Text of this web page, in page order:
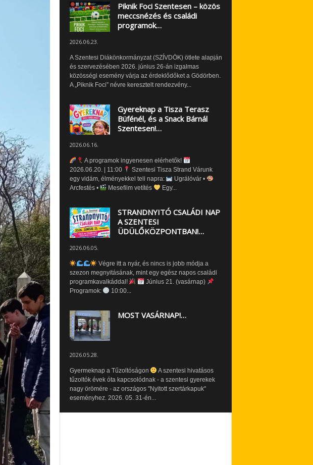
Piknik Foci Szentesen – közös
meccsnézés és családi
programok…
2026.06.23.
A Szentesi Diákönkormányzat (SZÍVDÖK) ötlete alapján
és szervezésében 2026. június 26-án izgalmas
közösségi esemény várja az érdeklődőket a Gödörben.
A „Piknik Foci” névre keresztelt rendezvény...
Gyereknap a Tisza Terasz
Büfénél, és a Snack Bárnál
Szentesen!…
2026.06.16.
A programok ingyenesen elérhetők!
2026.06.20. | 11:00
Szentesi Tisza Strand Várunk
egy vidám, élményekkel teli napra:
Ugrálóvár •
Arcfestés •
Mesefilm vetítés Egy...
STRANDNYITÓ CSALÁDI NAP
A SZENTESI
ÜDÜLŐKÖZPONTBAN!…
2026.06.05.
Végre itt a nyár, és nincs is jobb módja a
szezon megnyitásának, mint egy egész napos családi
programkavalkáddal!
Június 21. (vasárnap)
Programok:
10:00...
MOST VASÁRNAP!…
2026.05.28.
Gyermeknap a Tűzoltóságon
A szentesi hivatásos
tűzoltók évek óta kapcsolódnak - a szentesi gyerekek
nagy örömére - az országos "Nyitott szertárkapuk"
eseményhez. 2026. 05. 31-én...